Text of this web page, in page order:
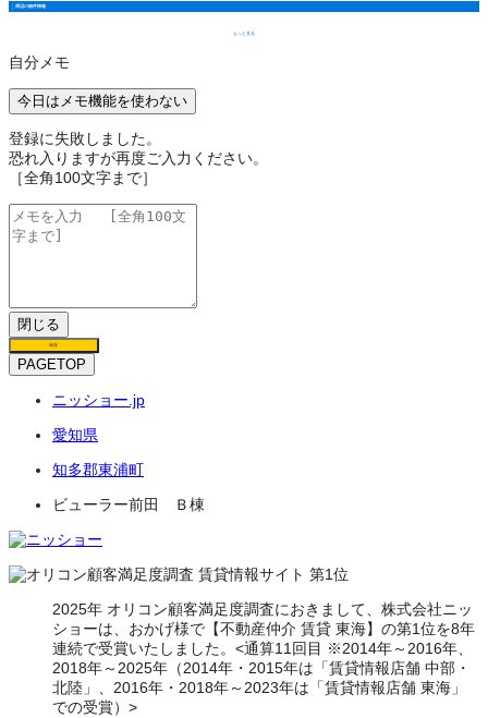
周辺の物件情報
もっと見る
自分メモ
今日はメモ機能を使わない
登録に失敗しました。
恐れ入りますが再度ご入力ください。
［全角100文字まで］
閉じる
保存
PAGETOP
ニッショー.jp
愛知県
知多郡東浦町
ビューラー前田 Ｂ棟
2025年 オリコン顧客満足度調査におきまして、株式会社ニッ
ショーは、おかげ様で【不動産仲介 賃貸 東海】の第1位を8年
連続で受賞いたしました。<通算11回目 ※2014年～2016年、
2018年～2025年（2014年・2015年は「賃貸情報店舗 中部・
北陸」、2016年・2018年～2023年は「賃貸情報店舗 東海」
での受賞）>